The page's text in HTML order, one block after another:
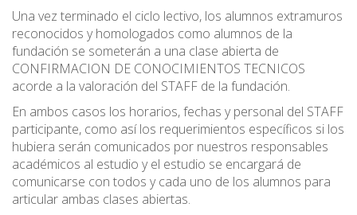
Una vez terminado el ciclo lectivo, los alumnos extramuros
reconocidos y homologados como alumnos de la
fundación se someterán a una clase abierta de
CONFIRMACION DE CONOCIMIENTOS TECNICOS
acorde a la valoración del STAFF de la fundación.
En ambos casos los horarios, fechas y personal del STAFF
participante, como así los requerimientos específicos si los
hubiera serán comunicados por nuestros responsables
académicos al estudio y el estudio se encargará de
comunicarse con todos y cada uno de los alumnos para
articular ambas clases abiertas.